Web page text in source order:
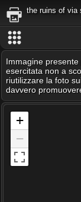
the ruins of via
Immagine presente
esercitata non a
riutilizzare la foto
davvero
+
−